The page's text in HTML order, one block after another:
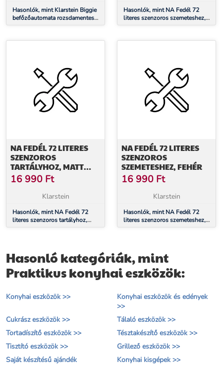
Hasonlók, mint Klarstein Biggie
befőzőautomata rozsdamentes
acél 27 literes 2000W időzítő
Hasonlók, mint NA Fedél 72
literes szenzoros szemeteshez,
fényes fekete
NA FEDÉL 72 LITERES
SZENZOROS
TARTÁLYHOZ, MATT
FEKETE
16 990 Ft
Klarstein
Hasonlók, mint NA Fedél 72
literes szenzoros tartályhoz,
matt fekete
NA FEDÉL 72 LITERES
SZENZOROS
SZEMETESHEZ, FEHÉR
16 990 Ft
Klarstein
Hasonlók, mint NA Fedél 72
literes szenzoros szemeteshez,
fehér
Hasonló kategóriák, mint
Praktikus konyhai eszközök:
Konyhai eszközök >>
Konyhai eszközök és edények
>>
Cukrász eszközök >>
Tálaló eszközök >>
Tortadíszítő eszközök >>
Tésztakészítő eszközök >>
Tisztító eszközök >>
Grillező eszközök >>
Saját készítésű ajándék
Konyhai kisgépek >>